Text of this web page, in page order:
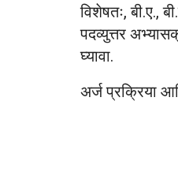
विशेषतः, बी.ए.,
पदव्युत्तर
घ्यावा.
अर्ज प्रक्रिया